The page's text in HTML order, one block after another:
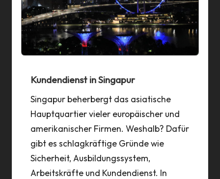
Kundendienst in Singapur
Singapur beherbergt das asiatische
Hauptquartier vieler europäischer und
amerikanischer Firmen. Weshalb? Dafür
gibt es schlagkräftige Gründe wie
Sicherheit, Ausbildungssystem,
Arbeitskräfte und Kundendienst. In